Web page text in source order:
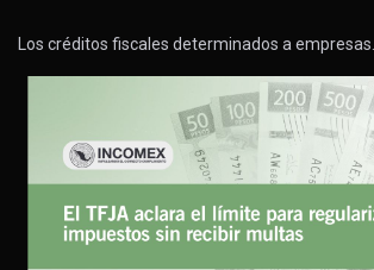
Los créditos fiscales determinados a empresas…